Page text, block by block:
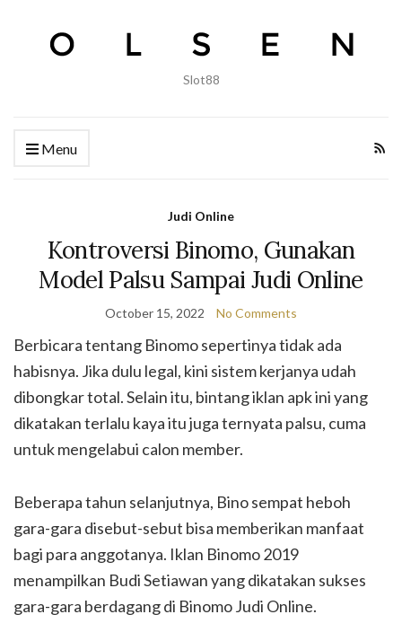
Slot88
Menu
Judi Online
Kontroversi Binomo, Gunakan
Model Palsu Sampai Judi Online
October 15, 2022 No Comments
Berbicara tentang Binomo sepertinya tidak ada
habisnya. Jika dulu legal, kini sistem kerjanya udah
dibongkar total. Selain itu, bintang iklan apk ini yang
dikatakan terlalu kaya itu juga ternyata palsu, cuma
untuk mengelabui calon member.
Beberapa tahun selanjutnya, Bino sempat heboh
gara-gara disebut-sebut bisa memberikan manfaat
bagi para anggotanya. Iklan Binomo 2019
menampilkan Budi Setiawan yang dikatakan sukses
gara-gara berdagang di Binomo Judi Online.